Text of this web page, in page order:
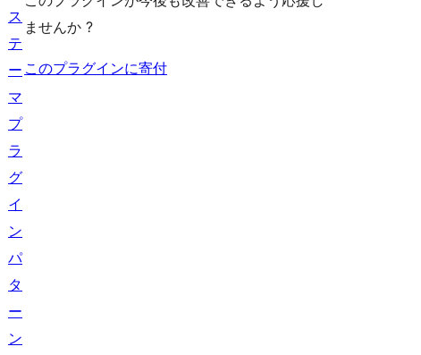
ませんか ?
このプラグインに寄付
ス
テ
ー
マ
プ
ラ
グ
イ
ン
パ
タ
ー
ン